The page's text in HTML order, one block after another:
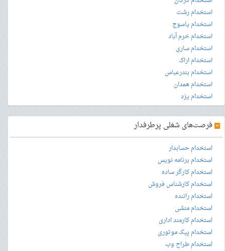
استخدام رشت
استخدام یاسوج
استخدام خرم آباد
استخدام ساری
استخدام اراک
استخدام بندرعباس
استخدام همدان
استخدام یزد
» فرصت‌های شغلی پرطرفدار
استخدام حسابدار
استخدام برنامه نویس
استخدام کارگر ساده
استخدام کارشناس فروش
استخدام راننده
استخدام منشی
استخدام کارمند اداری
استخدام پیک موتوری
استخدام طراح وب